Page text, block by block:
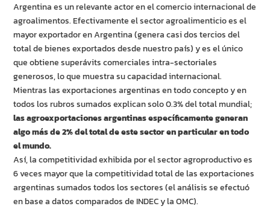
Argentina es un relevante actor en el comercio internacional de
agroalimentos. Efectivamente el sector agroalimenticio es el
mayor exportador en Argentina (genera casi dos tercios del
total de bienes exportados desde nuestro país) y es el único
que obtiene superávits comerciales intra-sectoriales
generosos, lo que muestra su capacidad internacional.
Mientras las exportaciones argentinas en todo concepto y en
todos los rubros sumados explican solo 0.3% del total mundial;
las agroexportaciones argentinas específicamente generan
algo más de 2% del total de este sector en particular en todo
el mundo.
Así, la competitividad exhibida por el sector agroproductivo es
6 veces mayor que la competitividad total de las exportaciones
argentinas sumados todos los sectores (el análisis se efectuó
en base a datos comparados de INDEC y la OMC).